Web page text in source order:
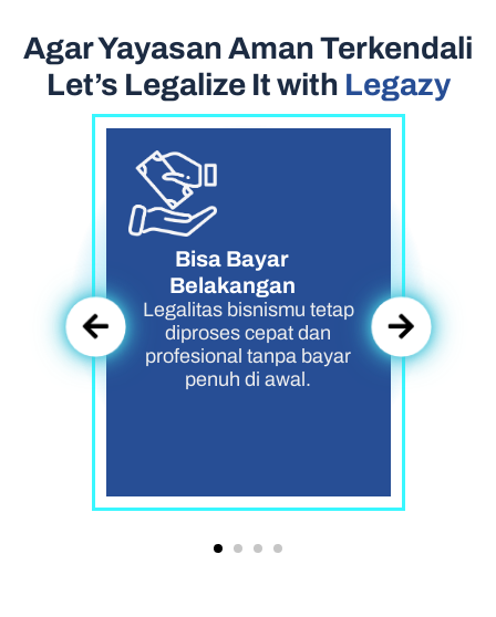
Agar Yayasan Aman Terkendali
Let’s Legalize It with Legazy
Bisa Bayar
Belakangan
Legalitas bisnismu tetap
diproses cepat dan
profesional tanpa bayar
penuh di awal.